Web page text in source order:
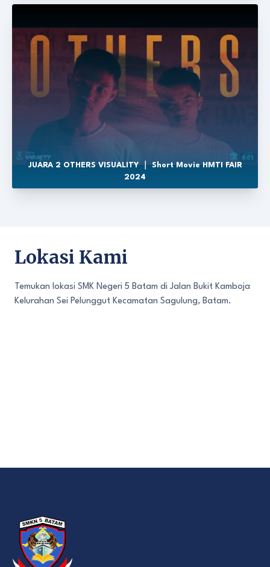
JUARA 2 OTHERS VISUALITY ｜ Short Movie HMTI FAIR
2024
Lokasi Kami
Temukan lokasi SMK Negeri 5 Batam di Jalan Bukit Kamboja
Kelurahan Sei Pelunggut Kecamatan Sagulung, Batam.